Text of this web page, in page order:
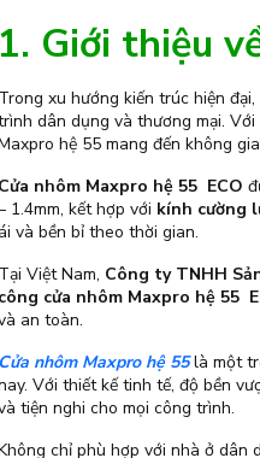
1. Giới thiệu
Trong xu hướng kiến trúc hiện đại,
dân dụng và thương mại.
hệ 55 mang đến không
Cửa nhôm Maxpro hệ 55 ECO
1.4mm, kết hợp với kính cường
ái và bền bỉ theo thời gian.
Tại Việt Nam, Công ty TNHH
công cửa nhôm Maxpro hệ 55
an toàn.
Cửa nhôm Maxpro hệ 55 là một
Với thiết kế tinh tế, độ bền
tiện nghi cho mọi công trình.
chỉ phù hợp với nhà ở dân